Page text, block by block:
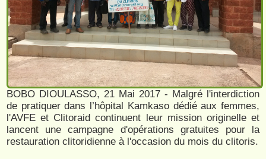
BOBO DIOULASSO, 21 Mai 2017 - Malgré l'interdiction
de pratiquer dans l’hôpital Kamkaso dédié aux femmes,
l'AVFE et Clitoraid continuent leur mission originelle et
lancent une campagne d'opérations gratuites pour la
restauration clitoridienne à l'occasion du mois du clitoris.